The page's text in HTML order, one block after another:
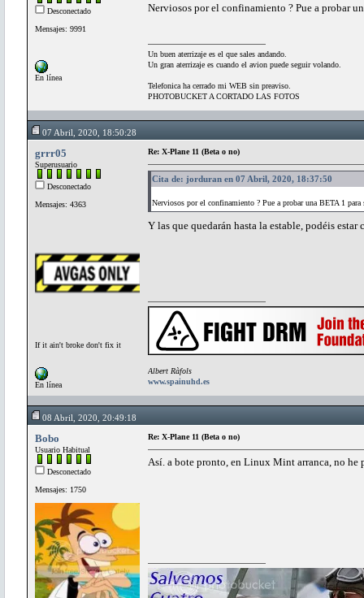
Desconectado
Mensajes: 9991
En línea
Nerviosos por el confinamiento ? Pue a probar
Un buen aterrizaje es el que sales andando.
Un gran aterrizaje es cuando el avion puede seguir volando.
Telefonica ha cerrado mi WEB sin preaviso.
PHOTOBUCKET A CORTADO LAS FOTOS
07 Abril, 2020, 18:50:28
grrr05
Superusuario
Desconectado
Mensajes: 4363
If it ain't broke don't fix it
En línea
Re: X-Plane 11 (Beta o no)
Cita de: jorduran en 07 Abril, 2020, 18:37:50
Nerviosos por el confinamiento ? Pue a probar una BETA 1
Y las que quedarán hasta la estable, podéis
Albert Ràfols
www.spainuhd.es
08 Abril, 2020, 20:49:18
Bobo
Usuario Habitual
Desconectado
Mensajes: 1750
Re: X-Plane 11 (Beta o no)
Así. a bote pronto, en Linux Mint arranca, no he